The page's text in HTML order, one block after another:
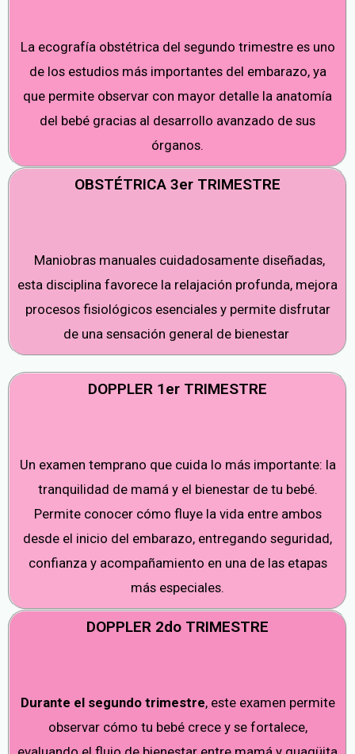
La ecografía obstétrica del segundo trimestre es uno
de los estudios más importantes del embarazo, ya
que permite observar con mayor detalle la anatomía
del bebé gracias al desarrollo avanzado de sus
órganos.
OBSTÉTRICA 3er TRIMESTRE
Maniobras manuales cuidadosamente diseñadas,
esta disciplina favorece la relajación profunda, mejora
procesos fisiológicos esenciales y permite disfrutar
de una sensación general de bienestar
DOPPLER 1er TRIMESTRE
Un examen temprano que cuida lo más importante: la
tranquilidad de mamá y el bienestar de tu bebé.
Permite conocer cómo fluye la vida entre ambos
desde el inicio del embarazo, entregando seguridad,
confianza y acompañamiento en una de las etapas
más especiales.
DOPPLER 2do TRIMESTRE
Durante el segundo trimestre, este examen permite
observar cómo tu bebé crece y se fortalece,